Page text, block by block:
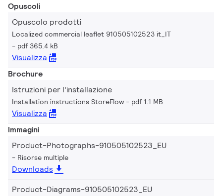
Opuscoli
Opuscolo prodotti
Localized commercial leaflet 910505102523 it_IT
pdf 365.4 kB
Visualizza
Brochure
Istruzioni per l'installazione
Installation instructions StoreFlow pdf 1.1 MB
Visualizza
Immagini
Product-Photographs-910505102523_EU
Risorse multiple
Downloads
Product-Diagrams-910505102523_EU